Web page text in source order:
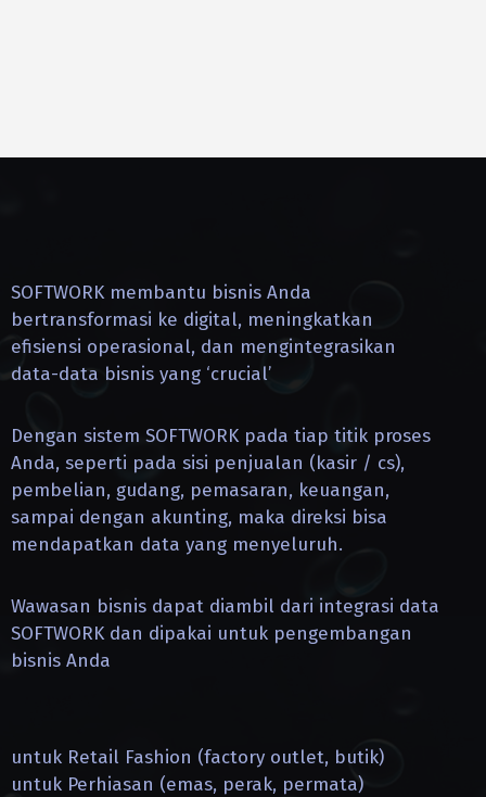
SOFTWORK membantu bisnis Anda
bertransformasi ke digital, meningkatkan
efisiensi operasional, dan mengintegrasikan
data-data bisnis yang ‘crucial’
Dengan sistem SOFTWORK pada tiap titik proses
Anda, seperti pada sisi penjualan (kasir / cs),
pembelian, gudang, pemasaran, keuangan,
sampai dengan akunting, maka direksi bisa
mendapatkan data yang menyeluruh.
Wawasan bisnis dapat diambil dari integrasi data
SOFTWORK dan dipakai untuk pengembangan
bisnis Anda
untuk Retail Fashion (factory outlet, butik)
untuk Perhiasan (emas, perak, permata)